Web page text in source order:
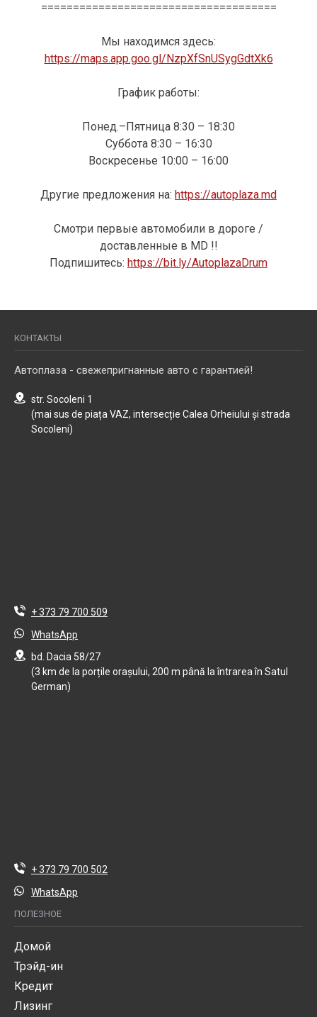
=====================================
Мы находимся здесь:
https://maps.app.goo.gl/NzpXfSnUSygGdtXk6
График работы:
Понед.–Пятница 8:30 – 18:30
Суббота 8:30 – 16:30
Воскресенье 10:00 – 16:00
Другие предложения на: https://autoplaza.md
Смотри первые автомобили в дороге /
доставленные в MD !!
Подпишитесь: https://bit.ly/AutoplazaDrum
КОНТАКТЫ
Автоплаза - свежепригнанные авто с гарантией!
str. Socoleni 1
(mai sus de piața VAZ, intersecție Calea Orheiului și strada
Socoleni)
+ 373 79 700 509
WhatsApp
bd. Dacia 58/27
(3 km de la porțile orașului, 200 m până la întrarea în Satul
German)
+ 373 79 700 502
WhatsApp
ПОЛЕЗНОЕ
Домой
Трэйд-ин
Кредит
Лизинг